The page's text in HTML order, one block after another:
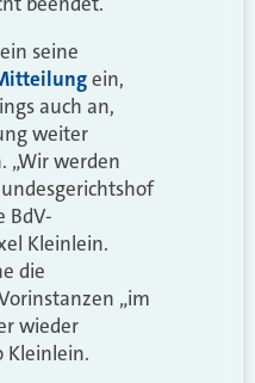
seine
ein,
auch an,
weiter
„Wir werden
BdV-
Kleinlein.
die
„im
wieder
Kleinlein.